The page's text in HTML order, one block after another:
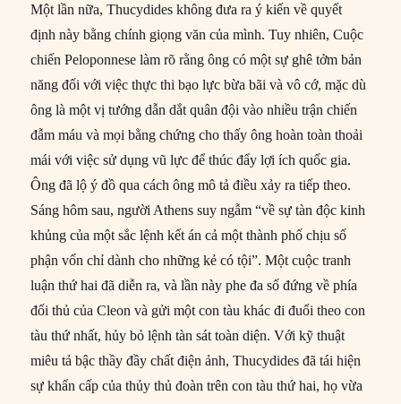
Một lần nữa, Thucydides không đưa ra ý kiến về quyết
định này bằng chính giọng văn của mình. Tuy nhiên, Cuộc
chiến Peloponnese làm rõ rằng ông có một sự ghê tởm bản
năng đối với việc thực thi bạo lực bừa bãi và vô cớ, mặc dù
ông là một vị tướng dẫn dắt quân đội vào nhiều trận chiến
đẫm máu và mọi bằng chứng cho thấy ông hoàn toàn thoải
mái với việc sử dụng vũ lực để thúc đẩy lợi ích quốc gia.
Ông đã lộ ý đồ qua cách ông mô tả điều xảy ra tiếp theo.
Sáng hôm sau, người Athens suy ngẫm “về sự tàn độc kinh
khủng của một sắc lệnh kết án cả một thành phố chịu số
phận vốn chỉ dành cho những kẻ có tội”. Một cuộc tranh
luận thứ hai đã diễn ra, và lần này phe đa số đứng về phía
đối thủ của Cleon và gửi một con tàu khác đi đuổi theo con
tàu thứ nhất, hủy bỏ lệnh tàn sát toàn diện. Với kỹ thuật
miêu tả bậc thầy đầy chất điện ảnh, Thucydides đã tái hiện
sự khẩn cấp của thủy thủ đoàn trên con tàu thứ hai, họ vừa